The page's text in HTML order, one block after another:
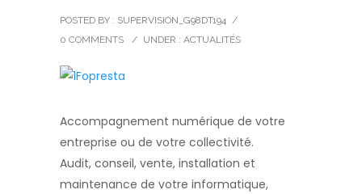
POSTED BY : SUPERVISION_G98DT194 /
0 COMMENTS
/ UNDER : ACTUALITÉS
Accompagnement numérique de votre
entreprise ou de votre collectivité.
Audit, conseil, vente, installation et
maintenance de votre informatique,